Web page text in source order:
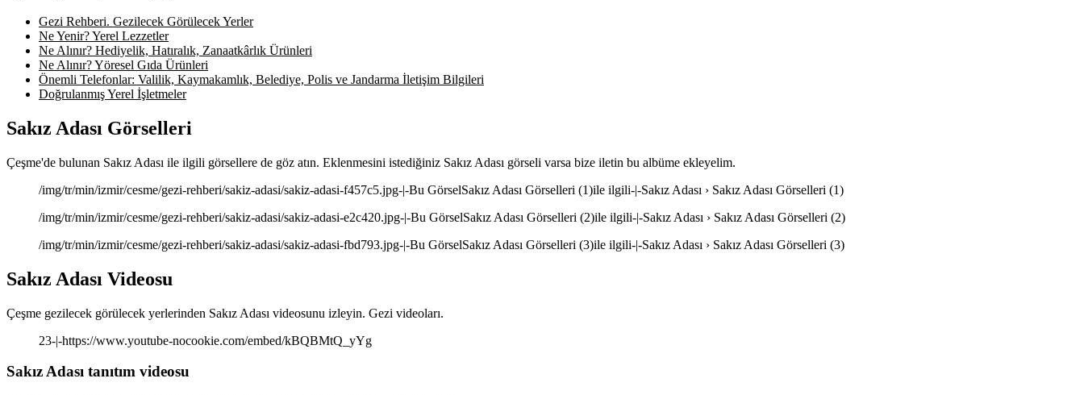
Gezi Rehberi. Gezilecek Görülecek Yerler
Ne Yenir? Yerel Lezzetler
Ne Alınır? Hediyelik, Hatıralık, Zanaatkârlık Ürünleri
Ne Alınır? Yöresel Gıda Ürünleri
Önemli Telefonlar: Valilik, Kaymakamlık, Belediye, Polis ve Jandarma İletişim Bilgileri
Doğrulanmış Yerel İşletmeler
Sakız Adası Görselleri
Çeşme'de bulunan Sakız Adası ile ilgili görsellere de göz atın. Eklenmesini istediğiniz Sakız Adası görseli varsa bize iletin bu albüme ekleyelim.
/img/tr/min/izmir/cesme/gezi-rehberi/sakiz-adasi/sakiz-adasi-f457c5.jpg-|-Bu GörselSakız Adası Görselleri (1)ile ilgili-|-Sakız Adası › Sakız Adası Görselleri (1)
/img/tr/min/izmir/cesme/gezi-rehberi/sakiz-adasi/sakiz-adasi-e2c420.jpg-|-Bu GörselSakız Adası Görselleri (2)ile ilgili-|-Sakız Adası › Sakız Adası Görselleri (2)
/img/tr/min/izmir/cesme/gezi-rehberi/sakiz-adasi/sakiz-adasi-fbd793.jpg-|-Bu GörselSakız Adası Görselleri (3)ile ilgili-|-Sakız Adası › Sakız Adası Görselleri (3)
Sakız Adası Videosu
Çeşme gezilecek görülecek yerlerinden Sakız Adası videosunu izleyin. Gezi videoları.
23-|-https://www.youtube-nocookie.com/embed/kBQBMtQ_yYg
Sakız Adası tanıtım videosu